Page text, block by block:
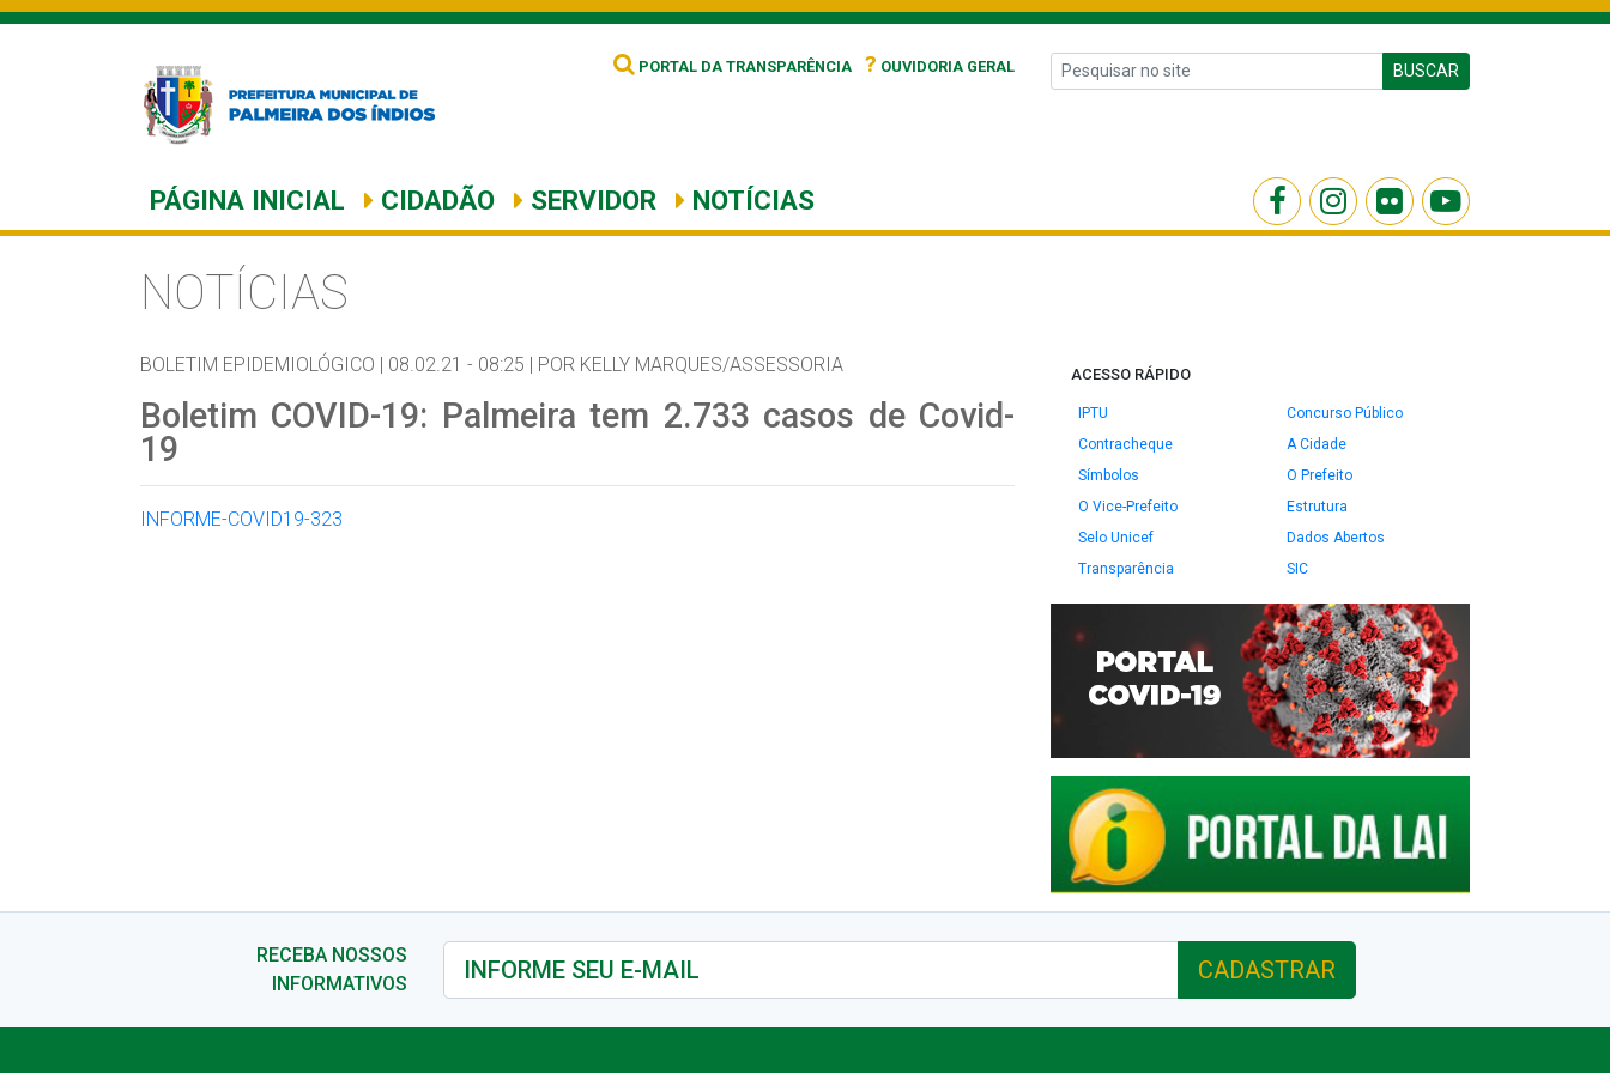
PORTAL DA TRANSPARÊNCIA ? OUVIDORIA GERAL BUSCAR
PÁGINA INICIAL CIDADÃO SERVIDOR NOTÍCIAS
NOTÍCIAS
BOLETIM EPIDEMIOLÓGICO | 08.02.21 - 08:25 | POR KELLY MARQUES/ASSESSORIA
Boletim COVID-19: Palmeira tem 2.733 casos de Covid-
19
INFORME-COVID19-323
ACESSO RÁPIDO
IPTU
Concurso Público
Contracheque
A Cidade
Símbolos
O Prefeito
O Vice-Prefeito
Estrutura
Selo Unicef
Dados Abertos
Transparência
SIC
RECEBA NOSSOS
INFORMATIVOS
CADASTRAR